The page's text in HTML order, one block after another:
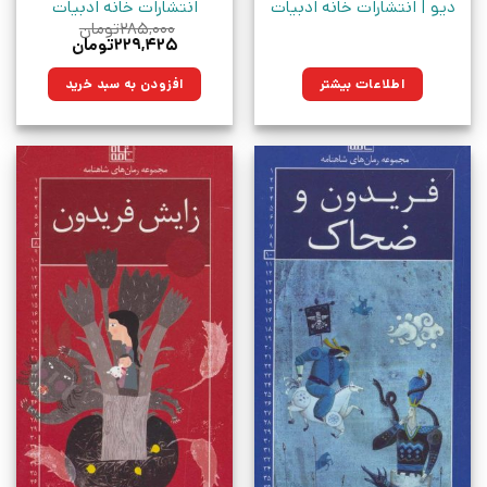
دیو | انتشارات خانه ادبیات
اطلاعات بیشتر
انتشارات خانه ادبیات
۲۸۵,۰۰۰تومان
قیمت
۲۸۵,۰۰۰تومان
بود.
۲۲۹,۴۲۵تومان
۲۲۹,۴۲۵تومان.افزودن به سبد خرید